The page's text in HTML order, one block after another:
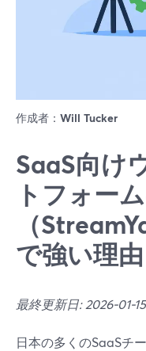
作成者： Will Tucker
SaaS向け
トフォー
（
で強い理由
最終更新日: 2026-01-15
日本の多くのSaaSチ